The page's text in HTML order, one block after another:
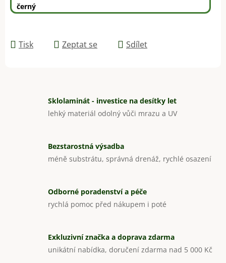
černý
Tisk Zeptat se Sdílet
Sklolaminát - investice na desítky let
lehký materiál odolný vůči mrazu a UV
Bezstarostná výsadba
méně substrátu, správná drenáž, rychlé osazení
Odborné poradenství a péče
rychlá pomoc před nákupem i poté
Exkluzivní značka a doprava zdarma
unikátní nabídka, doručení zdarma nad 5 000 Kč